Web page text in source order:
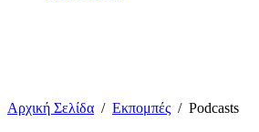
Αρχική Σελίδα / Εκπομπές / Podcasts